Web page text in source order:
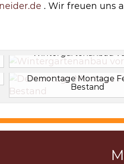
. Wir freuen uns
Wintergartenanbau
Demontage Montage
Bestand